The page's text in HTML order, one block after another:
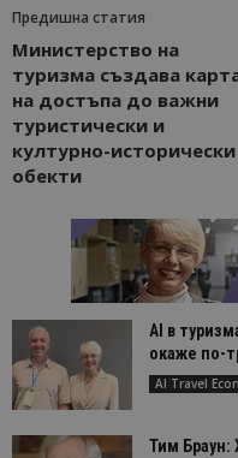
Предишна статия
Министерство на
туризма създава
на достъпа до важни
туристически и
културно-исторически
обекти
AI в
окаже по-
AI Travel
Тим Браун: